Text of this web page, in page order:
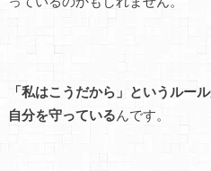
「私はこうだから」というルー
自分を守っているんです。